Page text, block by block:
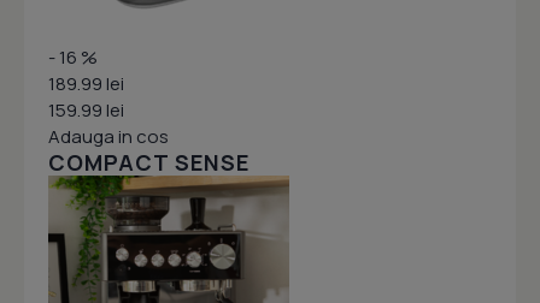
- 16 %
189.99 lei
159.99 lei
Adauga in cos
COMPACT SENSE